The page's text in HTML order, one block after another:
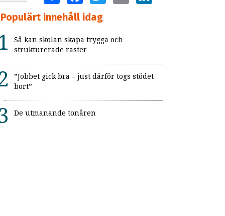
Populärt innehåll idag
Så kan skolan skapa trygga och
strukturerade raster
”Jobbet gick bra – just därför togs stödet
bort”
De utmanande tonåren